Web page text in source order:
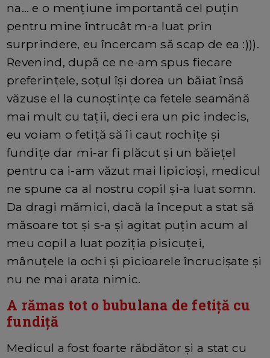
na… e o mențiune importantă cel puțin
pentru mine întrucât m-a luat prin
surprindere, eu încercam să scap de ea :))).
Revenind, după ce ne-am spus fiecare
preferințele, soțul își dorea un băiat însă
văzuse el la cunoștințe ca fetele seamănă
mai mult cu tații, deci era un pic indecis,
eu voiam o fetiță să îi caut rochițe și
fundițe dar mi-ar fi plăcut și un băiețel
pentru ca i-am văzut mai lipicioși, medicul
ne spune ca al nostru copil și-a luat somn.
Da dragi mămici, dacă la început a stat să
măsoare tot și s-a și agitat puțin acum al
meu copil a luat poziția pisicuței,
mânuțele la ochi și picioarele încrucișate și
nu ne mai arata nimic.
A rămas tot o bubulana de fetiță cu
fundiță
Medicul a fost foarte răbdător și a stat cu